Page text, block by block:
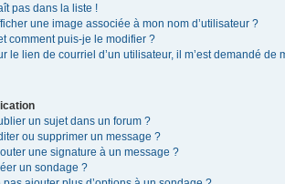
pas dans la liste !
une image associée à mon nom d’utilisateur ?
comment puis-je le modifier ?
le lien de courriel d’un utilisateur, il m’est demandé de
un sujet dans un forum ?
ou supprimer un message ?
une signature à un message ?
un sondage ?